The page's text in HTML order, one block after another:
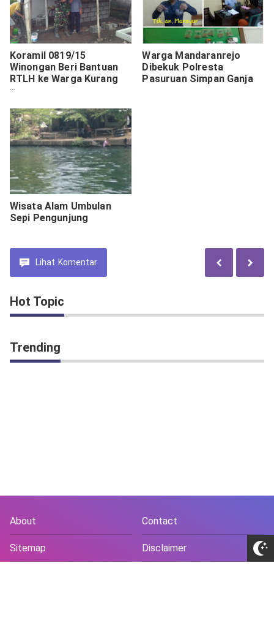
Koramil 0819/15
Winongan Beri Bantuan
RTLH ke Warga Kurang
Mampu
Warga Mandaranrejo
Dibekuk Polresta
Pasuruan Simpan Ganja
Wisata Alam Umbulan
Sepi Pengunjung
Lihat Komentar
Hot Topic
Trending
About Contact
Sitemap Disclaimer